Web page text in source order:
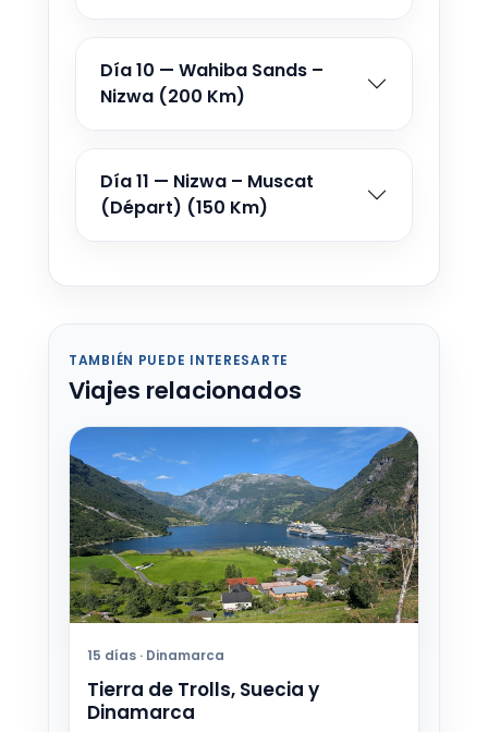
Día 10 — Wahiba Sands –
Nizwa (200 Km)
Día 11 — Nizwa – Muscat
(Départ) (150 Km)
TAMBIÉN PUEDE INTERESARTE
Viajes relacionados
15 días · Dinamarca
Tierra de Trolls, Suecia y
Dinamarca